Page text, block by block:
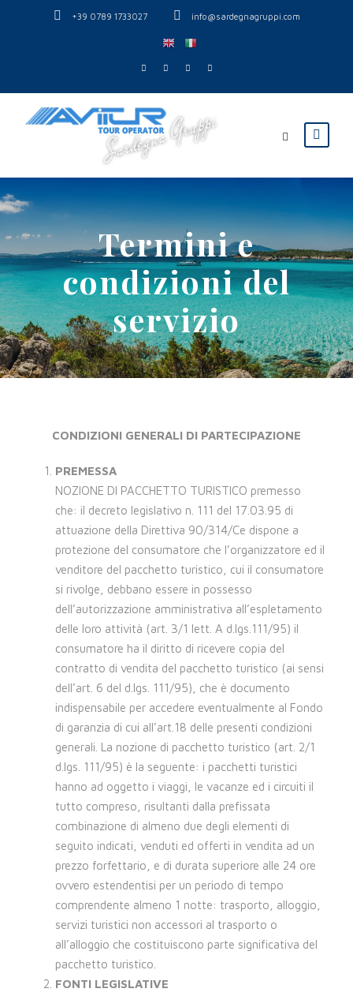
+39 0789 1733027 info@sardegnagruppi.com
Termini e
condizioni del
servizio
CONDIZIONI GENERALI DI PARTECIPAZIONE
PREMESSA
NOZIONE DI PACCHETTO TURISTICO premesso
che: il decreto legislativo n. 111 del 17.03.95 di
attuazione della Direttiva 90/314/Ce dispone a
protezione del consumatore che l’organizzatore ed il
venditore del pacchetto turistico, cui il consumatore
si rivolge, debbano essere in possesso
dell’autorizzazione amministrativa all’espletamento
delle loro attività (art. 3/1 lett. A d.lgs.111/95) il
consumatore ha il diritto di ricevere copia del
contratto di vendita del pacchetto turistico (ai sensi
dell’art. 6 del d.lgs. 111/95), che è documento
indispensabile per accedere eventualmente al Fondo
di garanzia di cui all’art.18 delle presenti condizioni
generali. La nozione di pacchetto turistico (art. 2/1
d.lgs. 111/95) è la seguente: i pacchetti turistici
hanno ad oggetto i viaggi, le vacanze ed i circuiti il
tutto compreso, risultanti dalla prefissata
combinazione di almeno due degli elementi di
seguito indicati, venduti ed offerti in vendita ad un
prezzo forfettario, e di durata superiore alle 24 ore
ovvero estendentisi per un periodo di tempo
comprendente almeno 1 notte: trasporto, alloggio,
servizi turistici non accessori al trasporto o
all’alloggio che costituiscono parte significativa del
pacchetto turistico.
FONTI LEGISLATIVE